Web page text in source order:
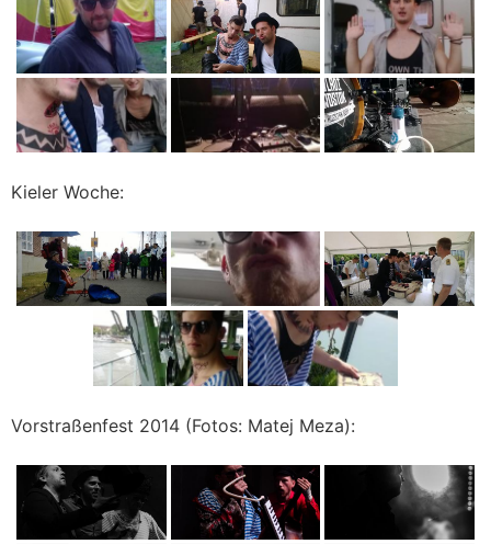
Kieler Woche:
Vorstraßenfest 2014 (Fotos: Matej Meza):